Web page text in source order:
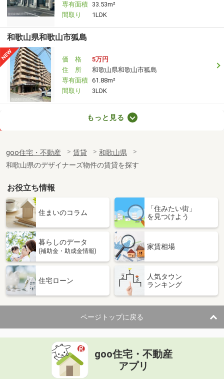
専有面積 33.53m²
間取り
1LDK
和歌山県和歌山市狐島
価 格
5万円
住 所
和歌山県和歌山市狐島
専有面積 61.88m²
間取り
3LDK
和歌山県和歌山市木ノ本
専有面積
23.6m²
間取り
1K
和歌山県和歌山市楠見中
価 格
4.50万円
和歌山県和歌山市楠見中
専有面積 22.35m²
間取り
和歌山県和歌山市毛見
住 所
和歌山県和歌山市毛見
専有面積 23.18m²
間取り
1K
和歌山県海南市名高
価 格
住 所
和歌山県海南市名高
もっと見る
goo住宅・不動産 賃貸
和歌山県
和歌山県のデザイナーズ物件の賃貸を探す
お役立ち情報
住まいのコラム
「住みたい街」
を見つけよう
暮らしのデータ
(補助金・助成金情報)
家賃相場
住宅ローン
人気タウン
ランキング
ページトップに戻る
goo住宅・不動産
アプリ